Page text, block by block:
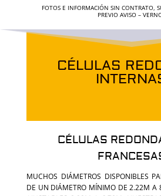
FOTOS E INFORMACIÓN SIN CONTRATO,
PREVIO AVISO –
CÉLULAS
CÉLULAS
MUCHOS DIÁMETROS DISPONIBLES
DE UN DIÁMETRO MÍNIMO DE 2.22M A